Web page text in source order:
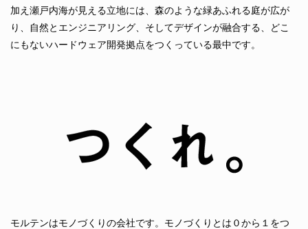
加え瀬戸内海が見える立地には、森のような緑あふれる庭が広が
り、自然とエンジニアリング、そしてデザインが融合する、どこ
にもないハードウェア開発拠点をつくっている最中です。
モルテンはモノづくりの会社です。モノづくりとは０から１をつ